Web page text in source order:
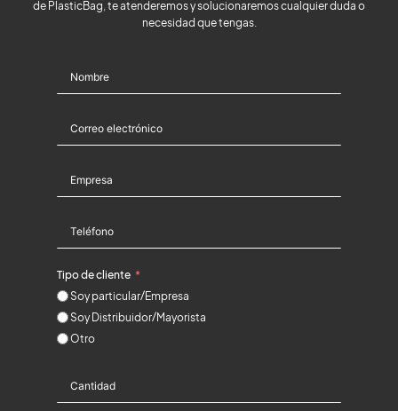
de PlasticBag, te atenderemos y solucionaremos cualquier duda o
necesidad que tengas.
Tipo de cliente
Soy particular/Empresa
Soy Distribuidor/Mayorista
Otro